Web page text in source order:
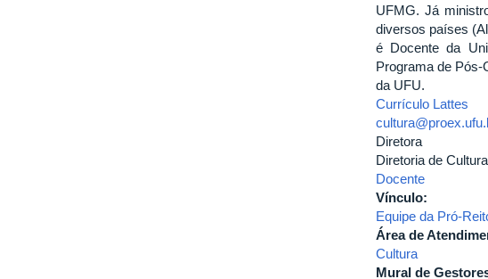
UFMG. Já
diversos países
é Docente da
Programa de
da UFU.
Currículo Lattes
Diretora
Diretoria de Cultura
Docente
Vínculo:
Equipe da Pró-
Área de
Cultura
Mural de